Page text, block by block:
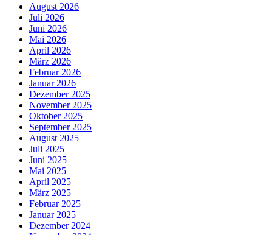
August 2026
Juli 2026
Juni 2026
Mai 2026
April 2026
März 2026
Februar 2026
Januar 2026
Dezember 2025
November 2025
Oktober 2025
September 2025
August 2025
Juli 2025
Juni 2025
Mai 2025
April 2025
März 2025
Februar 2025
Januar 2025
Dezember 2024